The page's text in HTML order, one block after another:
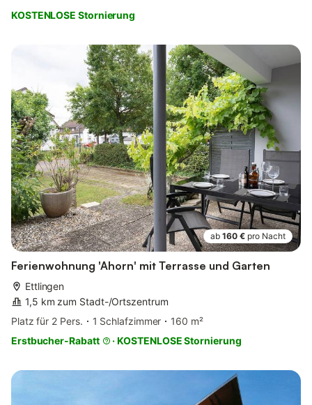
KOSTENLOSE Stornierung
ab 160 € pro Nacht
Ferienwohnung 'Ahorn' mit Terrasse und Garten
Ettlingen
1,5 km zum Stadt-/Ortszentrum
Platz für 2 Pers.
1 Schlafzimmer
160 m²
Erstbucher-Rabatt
·KOSTENLOSE Stornierung